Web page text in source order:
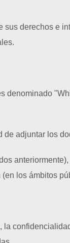
derechos e
denominado
adjuntar los
los ámbitos